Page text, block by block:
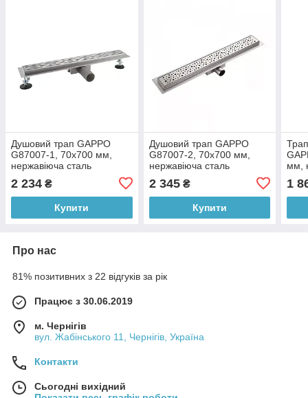
Душовий трап GAPPO
G87007-1, 70х700 мм,
нержавіюча сталь
2 234 ₴
Купити
Душовий трап GAPPO
G87007-2, 70х700 мм,
нержавіюча сталь
2 345₴
Купити
мм,
1
Про нас
81% позитивних з 22 відгуків за рік
Працює з 30.06.2019
м. Чернігів
вул. Жабінського 11, Чернігів, Україна
Контакти
Сьогодні вихідний